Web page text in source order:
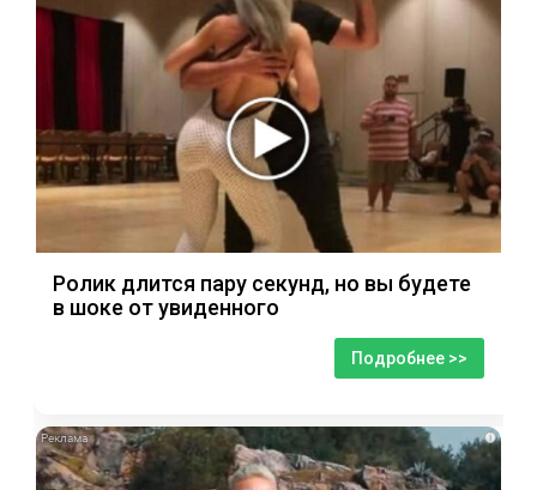
Ролик длится пару секунд, но вы будете
в шоке от увиденного
Подробнее >>
i